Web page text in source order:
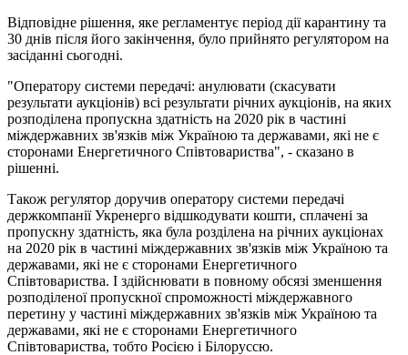
Відповідне рішення, яке регламентує період дії карантину та
30 днів після його закінчення, було прийнято регулятором на
засіданні сьогодні.
"Оператору системи передачі: анулювати (скасувати
результати аукціонів) всi результати річних аукціонів, на яких
розподілена пропускна здатність на 2020 рік в частині
міждержавних зв'язків між Україною та державами, які не є
сторонами Енергетичного Співтовариства", - сказано в
рішенні.
Також регулятор доручив оператору системи передачі
держкомпанії Укренерго відшкодувати кошти, сплачені за
пропускну здатність, яка була розділена на річних аукціонах
на 2020 рік в частині міждержавних зв'язків між Україною та
державами, які не є сторонами Енергетичного
Співтовариства. І здійснювати в повному обсязі зменшення
розподіленої пропускної спроможності міждержавного
перетину у частині міждержавних зв'язків між Україною та
державами, які не є сторонами Енергетичного
Співтовариства, тобто Росією і Білоруссю.